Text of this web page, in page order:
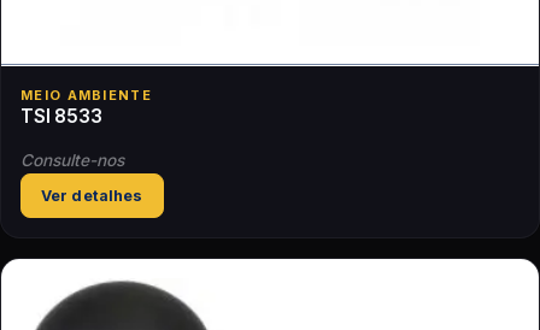
MEIO AMBIENTE
TSI 8533
Consulte-nos
Ver detalhes